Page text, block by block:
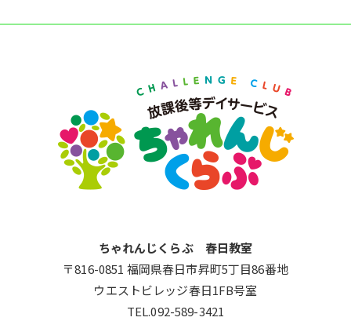
ちゃれんじくらぶ 春日教室
〒816-0851 福岡県春日市昇町5丁目86番地
ウエストビレッジ春日1FB号室
TEL.092-589-3421